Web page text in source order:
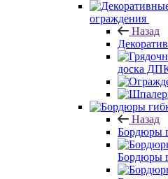
ограждения
Назад
доска
Назад
Бордюры
Бордюры